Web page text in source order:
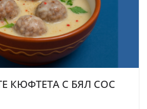
КЮФТЕТА С БЯЛ СОС